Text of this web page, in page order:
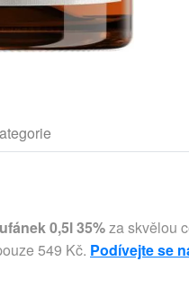
0,5l 35%za skvělou
549 Kč. Podívejte se